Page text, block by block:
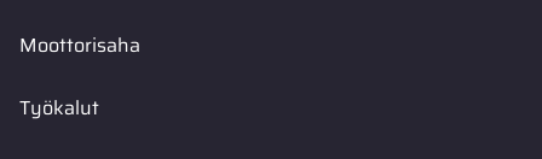
Moottorisaha
Työkalut